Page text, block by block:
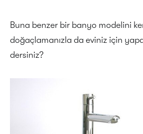
Buna benzer bir banyo modelini
doğaçlamanızla da eviniz için
dersiniz?